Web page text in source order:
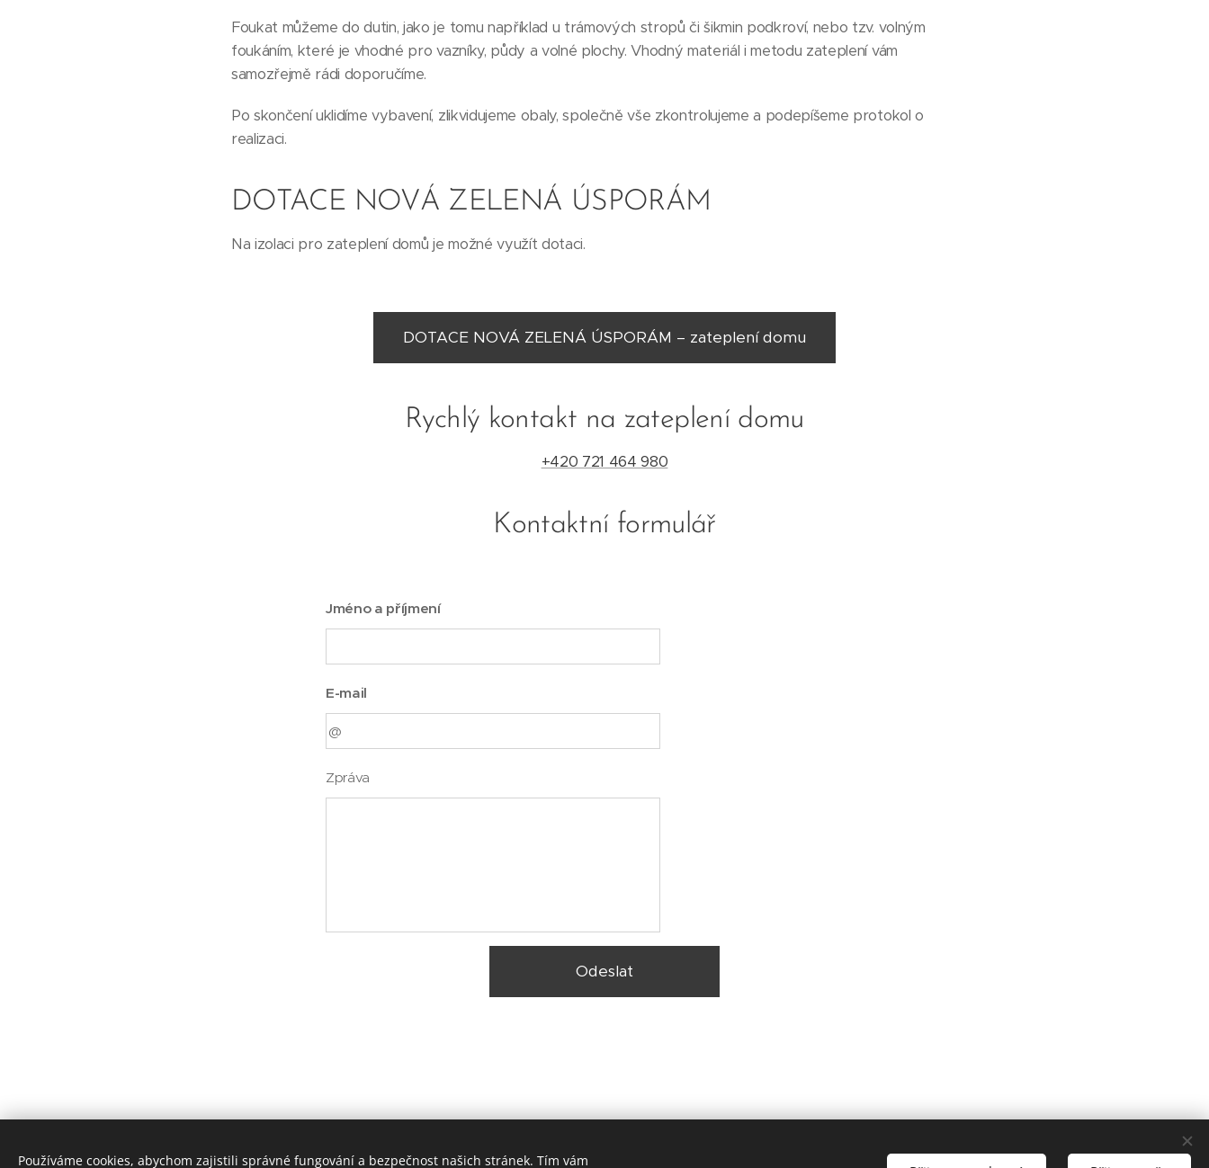
Foukat můžeme do dutin, jako je tomu například u trámových stropů či šikmin podkroví, nebo tzv. volným
foukáním, které je vhodné pro vazníky, půdy a volné plochy. Vhodný materiál i metodu zateplení vám
samozřejmě rádi doporučíme.
Po skončení uklidíme vybavení, zlikvidujeme obaly, společně vše zkontrolujeme a podepíšeme protokol o
realizaci.
DOTACE NOVÁ ZELENÁ ÚSPORÁM
Na izolaci pro zateplení domů je možné využít dotaci.
DOTACE NOVÁ ZELENÁ ÚSPORÁM – zateplení domu
Rychlý kontakt na zateplení domu
+420 721 464 980
Kontaktní formulář
Jméno a příjmení
E-mail
Zpráva
Odeslat
Používáme cookies, abychom zajistili správné fungování a bezpečnost našich stránek. Tím vám